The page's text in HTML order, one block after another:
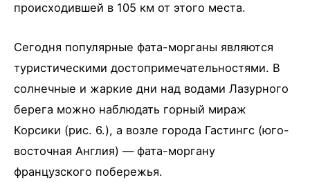
происходившей в 105 км от этого места.
Сегодня популярные фата-морганы являются
туристическими достопримечательностями. В
солнечные и жаркие дни над водами Лазурного
берега можно наблюдать горный мираж
Корсики (рис. 6.), а возле города Гастингс (юго-
восточная Англия) — фата-моргану
французского побережья.